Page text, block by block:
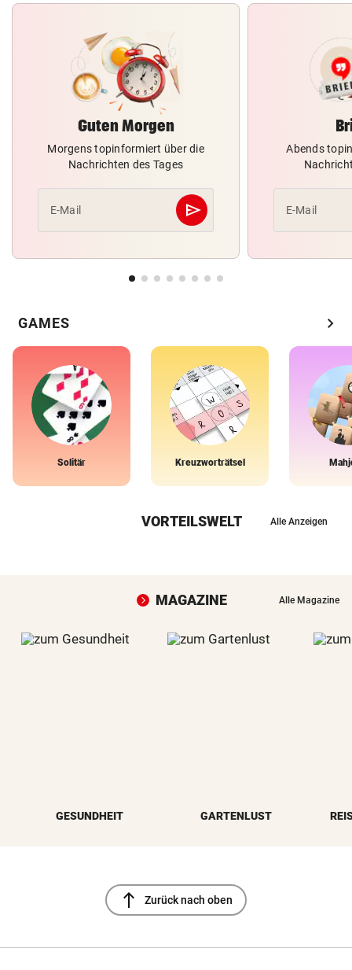
Guten Morgen
Morgens topinformiert über die
Nachrichten des Tages
E-Mail send
Abschicken
Abends
E-Mail
GAMES chevron_right
Solitär Kreuzworträtsel
VORTEILSWELT Alle Anzeigen
MAGAZINE Alle Magazine
GESUNDHEIT GARTENLUST
north Zurück nach oben